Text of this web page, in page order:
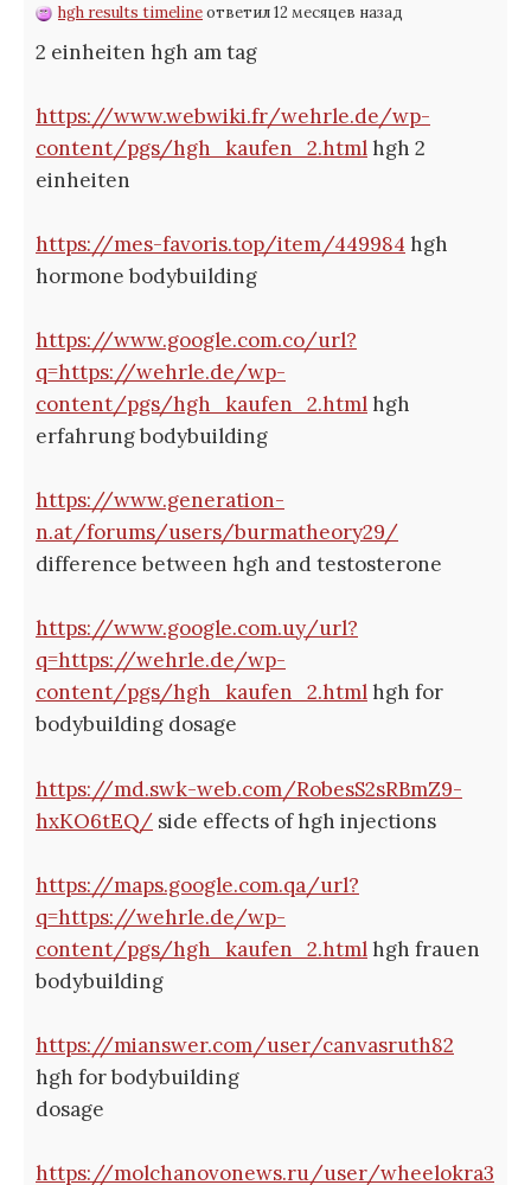
hgh results timelineответил 12 месяцев назад
2 einheiten hgh am tag
https://www.webwiki.fr/wehrle.de/wp-
content/pgs/hgh_kaufen_2.htmlhgh 2
einheiten
https://mes-favoris.top/item/449984 hgh
hormone bodybuilding
https://www.google.com.co/url?
q=https://wehrle.de/wp-
content/pgs/hgh_kaufen_2.htmlhgh
erfahrung bodybuilding
https://www.generation-
n.at/forums/users/burmatheory29/
difference between hgh and testosterone
https://www.google.com.uy/url?
q=https://wehrle.de/wp-
content/pgs/hgh_kaufen_2.htmlhgh for
bodybuilding dosage
https://md.swk-web.com/RobesS2sRBmZ9-
hxKO6tEQ/ side effects of hgh injections
https://maps.google.com.qa/url?
q=https://wehrle.de/wp-
content/pgs/hgh_kaufen_2.htmlhgh frauen
bodybuilding
https://mianswer.com/user/canvasruth82
hgh for bodybuilding
dosage
https://molchanovonews.ru/user/wheelokra3